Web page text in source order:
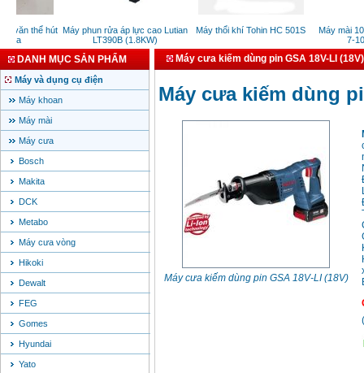
văn thể hút Máy phun rửa áp lực cao Lutian
LT390B (1.8KW)
Máy thổi khí Tohin HC 501S
Máy mài
7-
DANH MỤC SẢN PHẨM
Máy và dụng cụ điện
Máy khoan
Máy mài
Máy cưa
Bosch
Makita
DCK
Metabo
Máy cưa vòng
Hikoki
Dewalt
FEG
Gomes
Hyundai
Yato
Máy cưa kiếm dùng pin GSA 18V-LI (18V)
Máy cưa kiếm dùng
Máy cưa kiếm dùng pin GSA 18V-LI (18V)
(